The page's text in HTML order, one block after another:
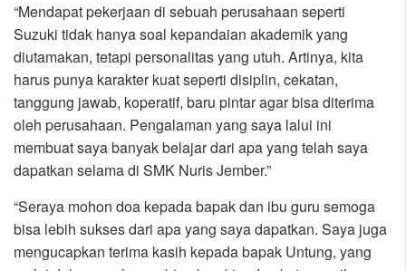
“Mendapat pekerjaan di sebuah perusahaan seperti
Suzuki tidak hanya soal kepandaian akademik yang
diutamakan, tetapi personalitas yang utuh. Artinya, kita
harus punya karakter kuat seperti disiplin, cekatan,
tanggung jawab, koperatif, baru pintar agar bisa diterima
oleh perusahaan. Pengalaman yang saya lalui ini
membuat saya banyak belajar dari apa yang telah saya
dapatkan selama di SMK Nuris Jember.”
“Seraya mohon doa kepada bapak dan ibu guru semoga
bisa lebih sukses dari apa yang saya dapatkan. Saya juga
mengucapkan terima kasih kepada bapak Untung, yang